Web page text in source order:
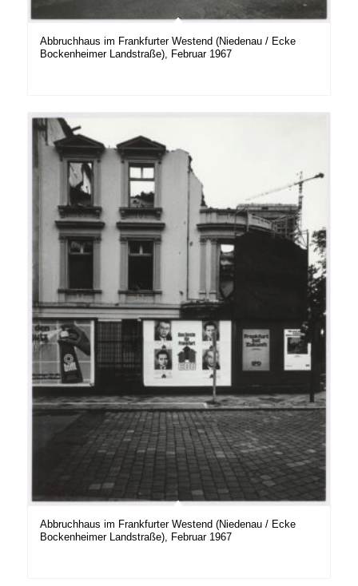
Abbruchhaus im Frankfurter Westend (Niedenau / Ecke
Bockenheimer Landstraße), Februar 1967
Abbruchhaus im Frankfurter Westend (Niedenau / Ecke
Bockenheimer Landstraße), Februar 1967